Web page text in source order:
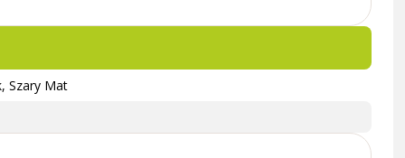
Szary Mat